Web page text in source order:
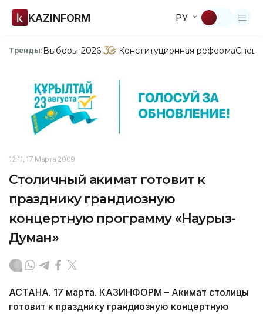
KAZINFORM РУ
Тренды:Выборы-2026 Конституционная реформа
12:11, 17 Марта 2009
Столичный акимат готовит к
празднику грандиозную
концертную программу «Наурыз-
Думан»
АСТАНА. 17 марта. КАЗИНФОРМ – Акимат столицы
готовит к празднику грандиозную концертную